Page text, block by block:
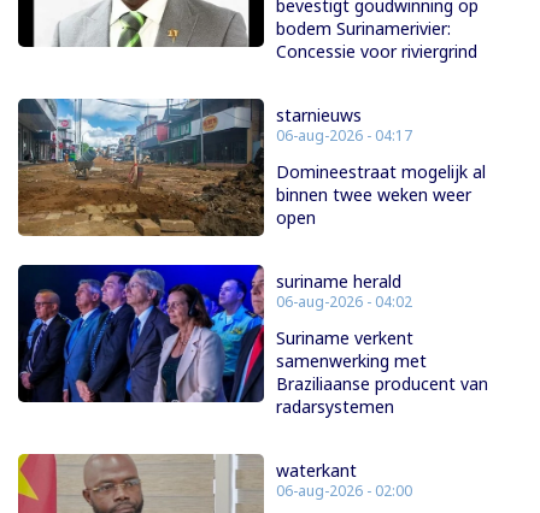
bevestigt goudwinning op
bodem Surinamerivier:
Concessie voor riviergrind
starnieuws
06-aug-2026 - 04:17
Domineestraat mogelijk al
binnen twee weken weer
open
suriname herald
06-aug-2026 - 04:02
Suriname verkent
samenwerking met
Braziliaanse producent van
radarsystemen
waterkant
06-aug-2026 - 02:00